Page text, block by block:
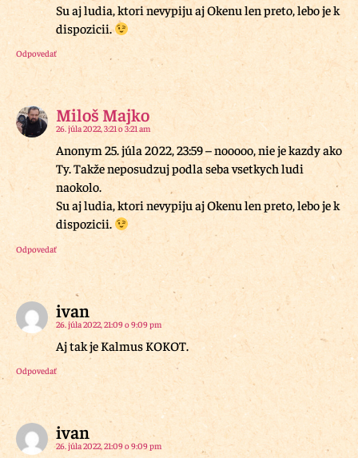
Su aj ludia, ktori nevypiju aj Okenu len preto, lebo je k
dispozicii.
Odpovedať
Miloš Majko
26. júla 2022, 3:21 o 3:21 am
Anonym 25. júla 2022, 23:59 – nooooo, nie je kazdy ako
Ty. Takže neposudzuj podla seba vsetkych ludi
naokolo.
Su aj ludia, ktori nevypiju aj Okenu len preto, lebo je k
dispozicii.
Odpovedať
ivan
26. júla 2022, 21:09 o 9:09 pm
Aj tak je Kalmus KOKOT.
Odpovedať
ivan
26. júla 2022, 21:09 o 9:09 pm